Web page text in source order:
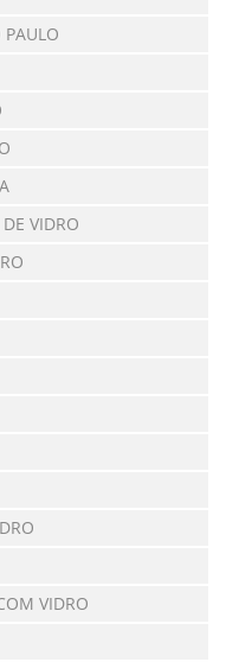
VIDRO
VIDRO